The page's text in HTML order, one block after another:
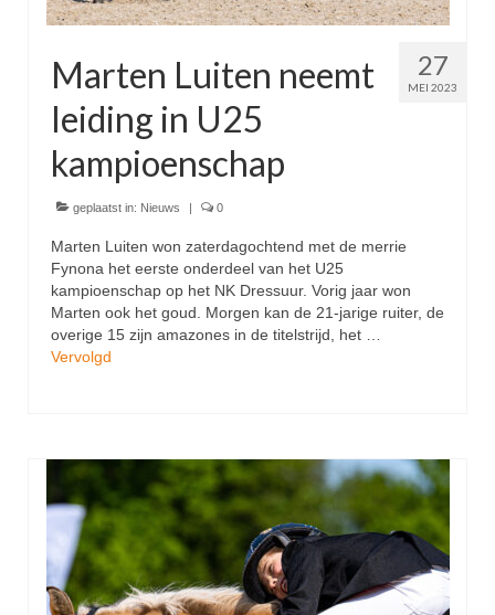
27
MEI 2023
Marten Luiten neemt
leiding in U25
kampioenschap
geplaatst in: Nieuws | 0
Marten Luiten won zaterdagochtend met de merrie
Fynona het eerste onderdeel van het U25
kampioenschap op het NK Dressuur. Vorig jaar won
Marten ook het goud. Morgen kan de 21-jarige ruiter, de
overige 15 zijn amazones in de titelstrijd, het …
Vervolgd